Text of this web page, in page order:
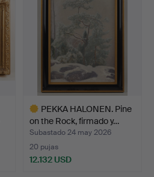
PEKKA HALONEN. Pine
on the Rock, firmado y…
Subastado 24 may 2026
20 pujas
12.132 USD